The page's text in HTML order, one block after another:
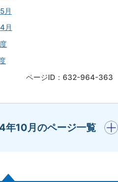
月
月
ページID：632-964-363
年10月のページ一覧
開く